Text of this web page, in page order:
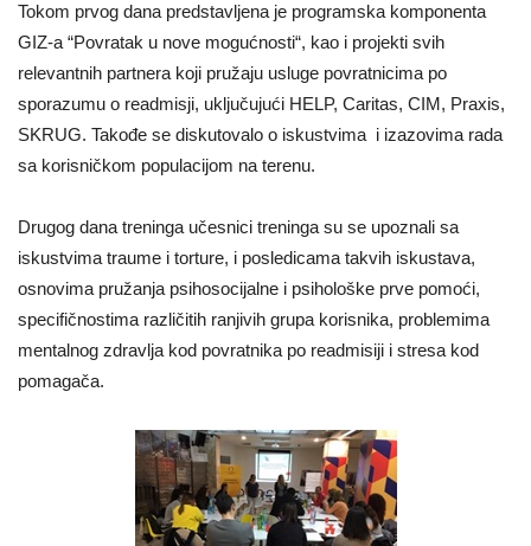
Tokom prvog dana predstavljena je programska komponenta
GIZ-a “Povratak u nove mogućnosti“, kao i projekti svih
relevantnih partnera koji pružaju usluge povratnicima po
sporazumu o readmisji, uključujući HELP, Caritas, CIM, Praxis,
SKRUG. Takođe se diskutovalo o iskustvima i izazovima rada
sa korisničkom populacijom na terenu.
Drugog dana treninga učesnici treninga su se upoznali sa
iskustvima traume i torture, i posledicama takvih iskustava,
osnovima pružanja psihosocijalne i psihološke prve pomoći,
specifičnostima različitih ranjivih grupa korisnika, problemima
mentalnog zdravlja kod povratnika po readmisiji i stresa kod
pomagača.